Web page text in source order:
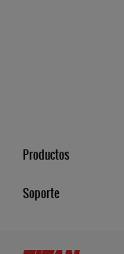
Productos
Soporte